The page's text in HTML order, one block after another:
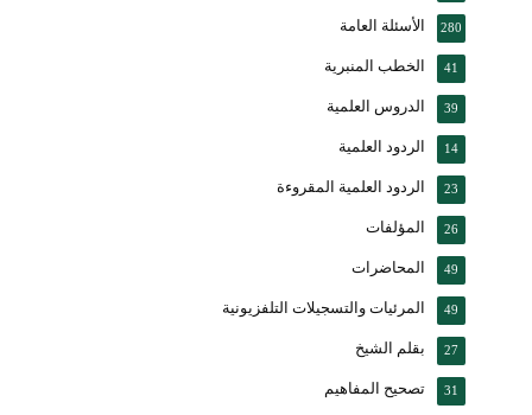
الأسئلة العامة 280
الخطب المنبرية 41
الدروس العلمية 39
الردود العلمية 14
الردود العلمية المقروءة 23
المؤلفات 26
المحاضرات 49
المرئيات والتسجيلات التلفزيونية 49
بقلم الشيخ 27
تصحيح المفاهيم 31